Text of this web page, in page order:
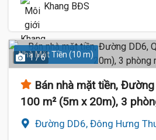
Khang BĐS
Nhà Mặt Tiền (10 m)
1 / 6
Bán nhà mặt tiền,
100 m² (5m x 20m), 3
Đường DD6, Đông Hưng